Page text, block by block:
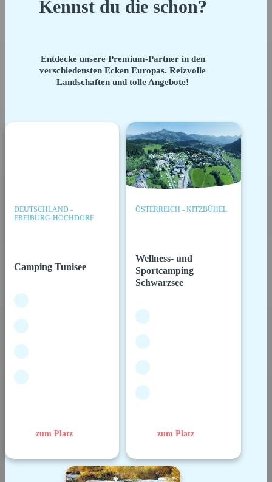
Kennst du die schon?
Entdecke unsere Premium-Partner in den
verschiedensten Ecken Europas. Reizvolle
Landschaften und tolle Angebote!
DEUTSCHLAND -
FREIBURG-HOCHDORF
Camping Tunisee
zum Platz
ÖSTERREICH - KITZBÜHEL
Wellness- und
Sportcamping
Schwarzsee
zum Platz